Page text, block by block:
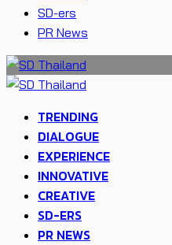
SD-ers
PR News
TRENDING
DIALOGUE
EXPERIENCE
INNOVATIVE
CREATIVE
SD-ERS
PR NEWS